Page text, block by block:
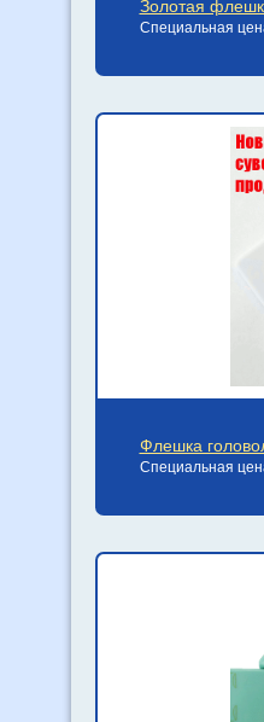
Золотая
Специальная
Флешка
Специальная